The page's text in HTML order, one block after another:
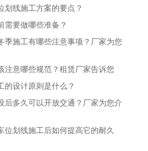
划线施工方案的要点？
需要做哪些准备？
季施工有哪些注意事项？厂家为您
注意哪些规范？租赁厂家告诉您
的设计原则是什么？
后多久可以开放交通？厂家为您介
位划线施工后如何提高它的耐久